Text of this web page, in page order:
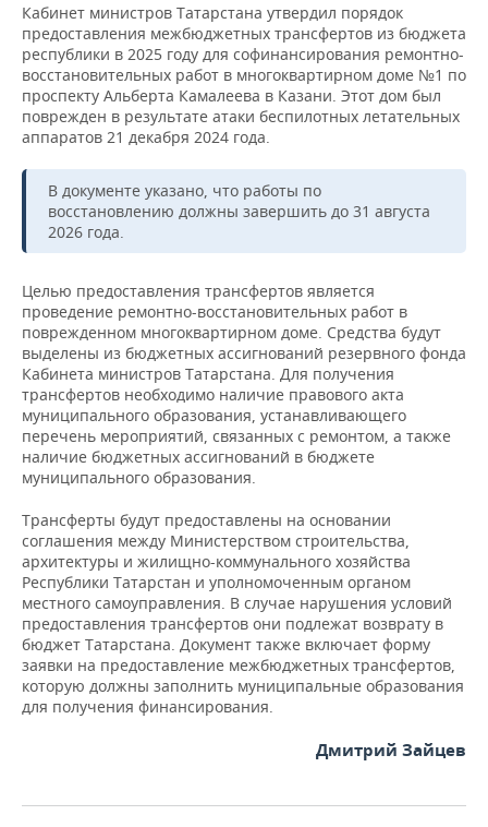
ВОЛЕЙБОЛ
КИБЕРСПОРТ
ФИГУРНОЕ КАТАНИЕ
ХОККЕЙ С МЯЧОМ
ИСТОРИЯ
КУЛЬТУРА
МЕДИЦИНА
ПРОИСШЕСТВИЯ
СПИСОК ПЕРСОН
СПИСОК КОМПАНИЙ
ПОЛНАЯ ВЕРСИЯ
Кабинет министров Татарстана утвердил порядок
предоставления межбюджетных трансфертов из бюджета
республики в 2025 году для софинансирования ремонтно-
восстановительных работ в многоквартирном доме №1 по
проспекту Альберта Камалеева в Казани. Этот дом был
поврежден в результате атаки беспилотных летательных
аппаратов 21 декабря 2024 года.
В документе указано, что работы по
восстановлению должны завершить до 31 августа
2026 года.
Целью предоставления трансфертов является
проведение ремонтно-восстановительных работ в
поврежденном многоквартирном доме. Средства будут
выделены из бюджетных ассигнований резервного фонда
Кабинета министров Татарстана. Для получения
трансфертов необходимо наличие правового акта
муниципального образования, устанавливающего
перечень мероприятий, связанных с ремонтом, а также
наличие бюджетных ассигнований в бюджете
муниципального образования.
Трансферты будут предоставлены на основании
соглашения между Министерством строительства,
архитектуры и жилищно-коммунального хозяйства
Республики Татарстан и уполномоченным органом
местного самоуправления. В случае нарушения условий
предоставления трансфертов они подлежат возврату в
бюджет Татарстана. Документ также включает форму
заявки на предоставление межбюджетных трансфертов,
которую должны заполнить муниципальные образования
для получения финансирования.
Дмитрий Зайцев